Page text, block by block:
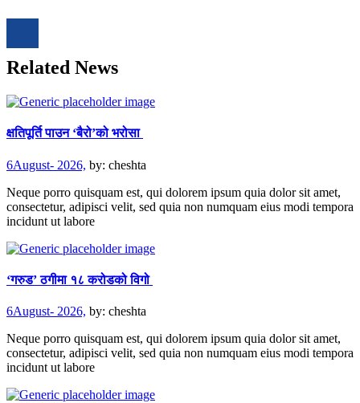
Related News
क्षतिपूर्ति पाउन ‘बैरो’को भरोसा
6August- 2026, by: cheshta
Neque porro quisquam est, qui dolorem ipsum quia dolor sit amet,
consectetur, adipisci velit, sed quia non numquam eius modi tempora
incidunt ut labore
‘गरुड’ ठगीमा १८ करोडको विगो
6August- 2026, by: cheshta
Neque porro quisquam est, qui dolorem ipsum quia dolor sit amet,
consectetur, adipisci velit, sed quia non numquam eius modi tempora
incidunt ut labore